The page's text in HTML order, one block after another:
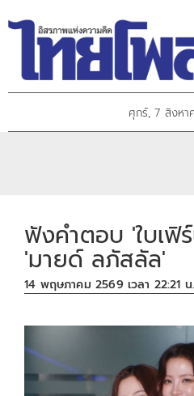
ศุกร์, 7 สิงห
ฟังคำตอบ 'ใบเฟิ
'มายด์ ลภัสลัล'
14 พฤษภาคม 2569 เวลา 22:21 น.